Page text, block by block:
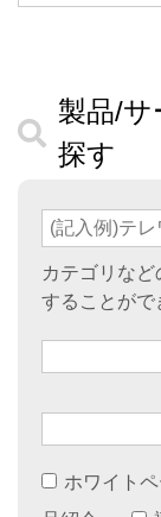
製品/サ
探す
カテゴリな
することがで
ホワイト